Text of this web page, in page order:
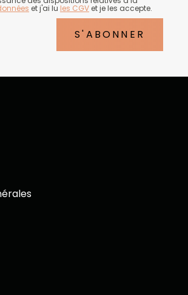
et j'ai lu les CGV et je les accepte.
S'ABONNER